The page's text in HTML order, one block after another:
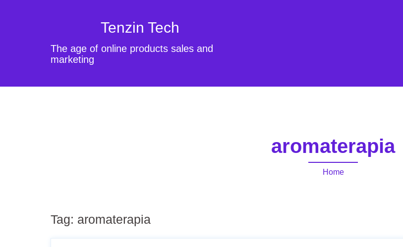
Tenzin Tech
The age of online products sales and
marketing
aromaterapia
Home
Tag: aromaterapia